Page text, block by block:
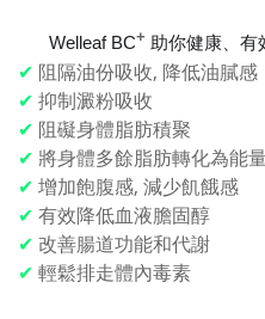
Welleaf BC+ 助你健康、有
✔ 阻隔油份吸收, 降低油膩感
✔ 抑制澱粉吸收
✔ 阻礙身體脂肪積聚
✔ 將身體多餘脂肪轉化為能
✔ 增加飽腹感, 減少飢餓感
✔ 有效降低血液膽固醇
✔ 改善腸道功能和代謝
✔ 輕鬆排走體內毒素